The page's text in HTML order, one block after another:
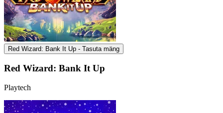
Red Wizard: Bank It Up - Tasuta mäng
Red Wizard: Bank It Up
Playtech